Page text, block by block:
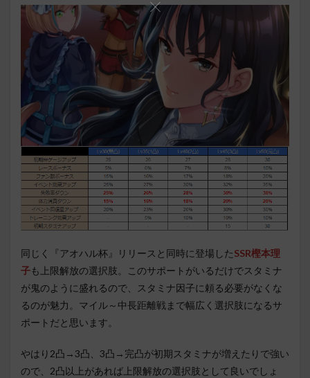
同じく『アオハル杯』リリースと同時に登場したSSR樫本理
子も上限解放の選択肢。このサポートがいるだけでスタミナ
が鬼のように盛れるので、スタミナ因子に頼る必要がなくな
るのが魅力。マイル～中長距離戦まで幅広く選択肢になるサ
ポートだと思います。
やはり2凸→3凸、3凸→完凸が初期スタミナが増えたりで強い
ので、2凸以上があれば上限解放の選択肢として良いでしょ